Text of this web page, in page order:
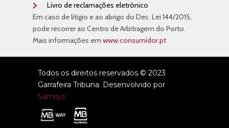
Livro de reclamações eletrónico
Em caso de litigio e ao abrigo do Dec. Lei 144/2015,
pode recorrer ao Centro de Arbitragem do Porto.
Mais informações em www.consumidor.pt
Todos os direitos reservados © 2023
Garrafeira Tribuna. Desenvolvido por
Samsys